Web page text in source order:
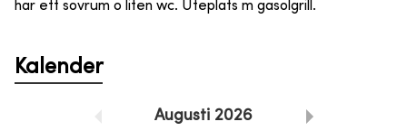
har ett sovrum o liten wc. Uteplats m gasolgrill.
Kalender
Augusti 2026